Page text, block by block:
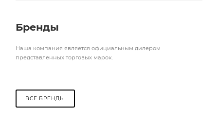
Бренды
Наша компания является официальным дилером
представленных торговых марок.
ВСЕ БРЕНДЫ